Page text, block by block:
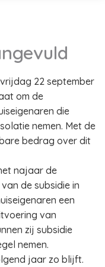
22 september
om de
die
nemen. Met de
bedrag over dit
najaar de
de subsidie in
een
van
zij subsidie
nemen.
jaar zo blijft.